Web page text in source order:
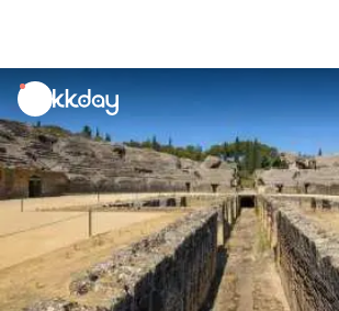
unread
notifications